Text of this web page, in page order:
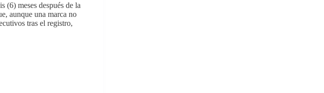
(6) meses después de la
aunque una marca no
tras el registro,